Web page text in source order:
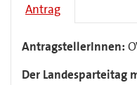
Antrag
AntragstellerInnen:
Der Landesparteitag